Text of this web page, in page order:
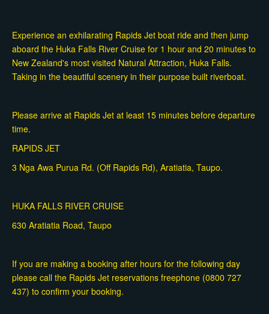
Experience an exhilarating Rapids Jet boat ride and then jump
aboard the Huka Falls River Cruise for 1 hour and 20 minutes to
New Zealand's most visited Natural Attraction, Huka Falls.
Taking in the beautiful scenery in their purpose built riverboat.
Please arrive at Rapids Jet at least 15 minutes before departure
time.
RAPIDS JET
3 Nga Awa Purua Rd. (Off Rapids Rd), Aratiatia, Taupo.
HUKA FALLS RIVER CRUISE
630 Aratiatia Road, Taupo
If you are making a booking after hours for the following day
please call the Rapids Jet reservations freephone (0800 727
437) to confirm your booking.